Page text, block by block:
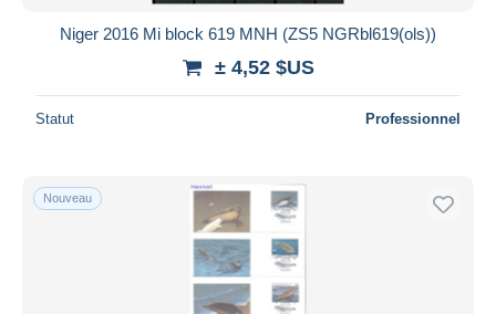
Niger 2016 Mi block 619 MNH (ZS5 NGRbl619(ols))
± 4,52 $US
Statut Professionnel
Nouveau